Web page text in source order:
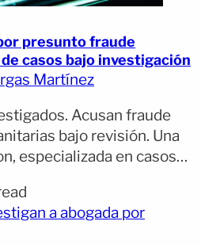
presunto fraude
casos bajo investigación
Martínez
Acusan fraude
bajo revisión. Una
especializada en casos
información falsa para
para miles de
El caso podría afectar
a abogada por